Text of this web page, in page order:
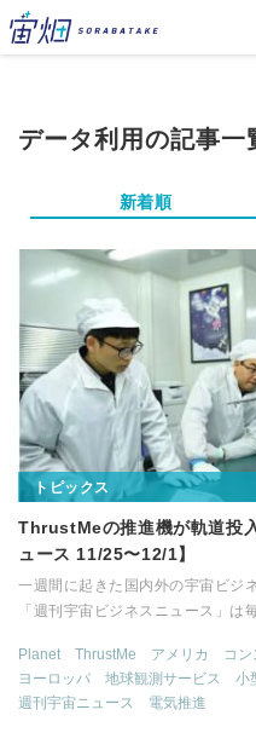
データ利用の記事一
新着順
トピックス
ThrustMeの推進機が軌道投
ュース 11/25〜12/1】
一週間に起きた国内外の宇宙ビジ
「週刊宇宙ビジネスニュース」は
Planet ThrustMe アメリカ コ
ヨーロッパ
地球観測サービス 小
週刊宇宙ニュース
電気推進